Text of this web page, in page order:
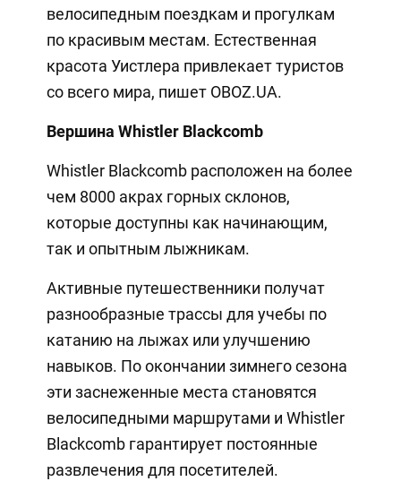
велосипедным поездкам и прогулкам
по красивым местам. Естественная
красота Уистлера привлекает туристов
со всего мира, пишет OBOZ.UA.
Вершина Whistler Blackcomb
Whistler Blackcomb расположен на более
чем 8000 акрах горных склонов,
которые доступны как начинающим,
так и опытным лыжникам.
Активные путешественники получат
разнообразные трассы для учебы по
катанию на лыжах или улучшению
навыков. По окончании зимнего сезона
эти заснеженные места становятся
велосипедными маршрутами и Whistler
Blackcomb гарантирует постоянные
развлечения для посетителей.